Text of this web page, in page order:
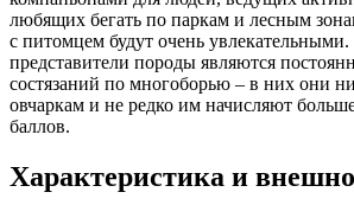
любящих бегать по паркам и лесным
с питомцем будут очень
представители породы являются
состязаний по многоборью – в них они
овчаркам и не редко им начисляют
баллов.
Характеристика и